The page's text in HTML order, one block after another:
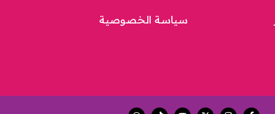
سياسة الخصوصية